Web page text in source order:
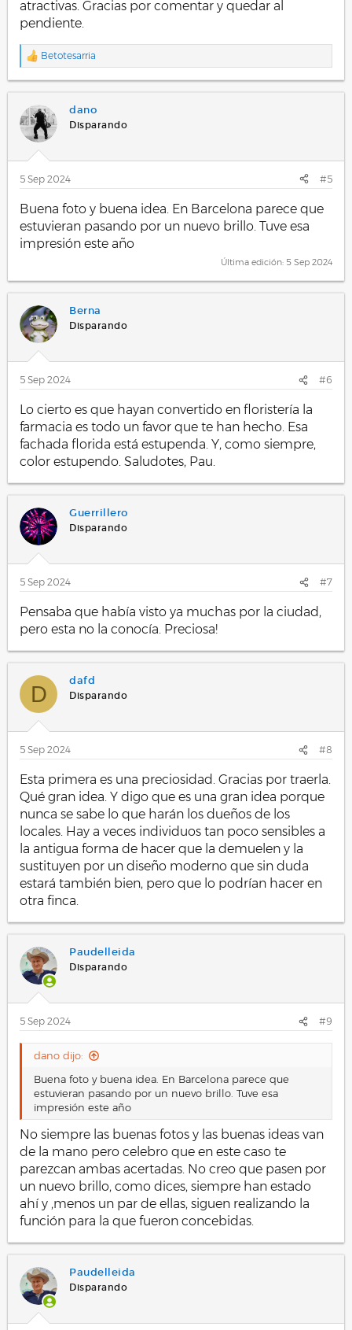
atractivas. Gracias por comentar y quedar al
pendiente.
R
a
c
i
o
e
s
:
Betotesarria
dano
Disparando
5 Sep 2024 #5
Buena foto y buena idea. En Barcelona parece que
estuvieran pasando por un nuevo brillo. Tuve esa
impresión este año
Última edición: 5 Sep 2024
Berna
Disparando
5 Sep 2024 #6
Lo cierto es que hayan convertido en floristería la
farmacia es todo un favor que te han hecho. Esa
fachada florida está estupenda. Y, como siempre,
color estupendo. Saludotes, Pau.
Guerrillero
Disparando
5 Sep 2024 #7
Pensaba que había visto ya muchas por la ciudad,
pero esta no la conocía. Preciosa!
D
dafd
Disparando
5 Sep 2024 #8
Esta primera es una preciosidad. Gracias por traerla.
Qué gran idea. Y digo que es una gran idea porque
nunca se sabe lo que harán los dueños de los
locales. Hay a veces individuos tan poco sensibles a
la antigua forma de hacer que la demuelen y la
sustituyen por un diseño moderno que sin duda
estará también bien, pero que lo podrían hacer en
otra finca.
Paudelleida
Disparando
5 Sep 2024 #9
dano dijo:
Buena foto y buena idea. En Barcelona parece que
estuvieran pasando por un nuevo brillo. Tuve esa
impresión este año
No siempre las buenas fotos y las buenas ideas van
de la mano pero celebro que en este caso te
parezcan ambas acertadas. No creo que pasen por
un nuevo brillo, como dices, siempre han estado
ahí y ,menos un par de ellas, siguen realizando la
función para la que fueron concebidas.
Paudelleida
Disparando